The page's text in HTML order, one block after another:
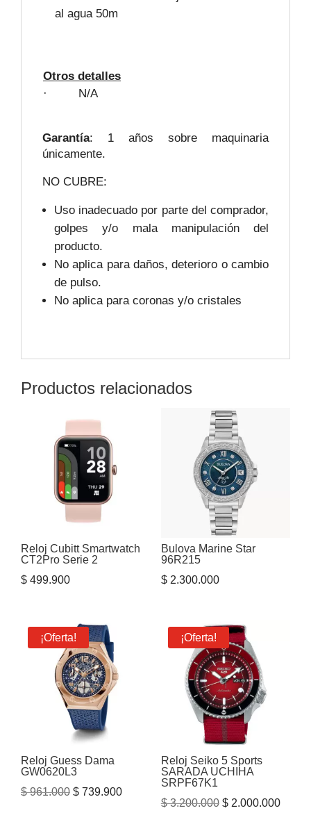
al agua 50m
Otros detalles
· N/A
Garantía: 1 años sobre maquinaria
únicamente.
NO CUBRE:
Uso inadecuado por parte del comprador,
golpes y/o mala manipulación del
producto.
No aplica para daños, deterioro o cambio
de pulso.
No aplica para coronas y/o cristales
Productos relacionados
Reloj Cubitt Smartwatch
CT2Pro Serie 2
$ 499.900
Bulova Marine Star
96R215
$2.300.000
¡Oferta!
Reloj Guess Dama
GW0620L3
$961.000 El
$ 739.900El
¡Oferta!
Reloj Seiko 5 Sports
SARADA UCHIHA
SRPF67K1
$3.200.000 El
$2.000.000El